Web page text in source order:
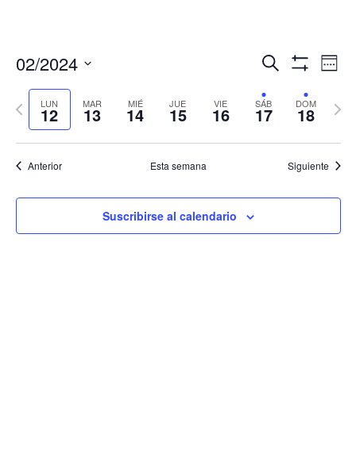
búsqueda
y
vistas
Buscar
de
de
02/2024
fecha.LUN
12 MAR
13 MIÉ
14 JUE
15 VIE
16 SÁB
17 DOM
18
Semana
anterior
Anterior Esta semana Siguiente
Suscribirse al calendario